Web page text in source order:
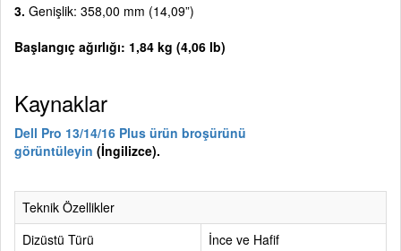
3. Genişlik: 358,00 mm (14,09”)
Başlangıç ağırlığı: 1,84 kg (4,06 lb)
Kaynaklar
Dell Pro 13/14/16 Plus ürün broşürünü
görüntüleyin (İngilizce).
Teknik Özellikler
Dizüstü Türü
İnce ve Hafif